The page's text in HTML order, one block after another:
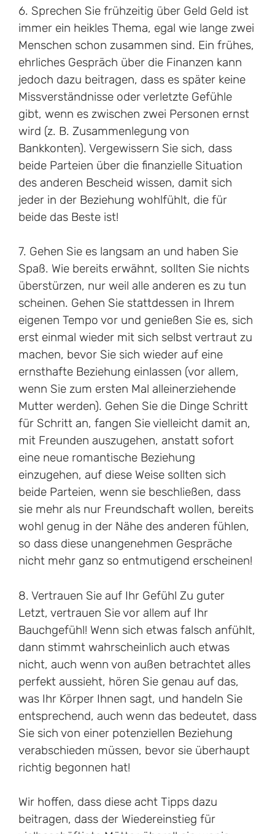
6. Sprechen Sie frühzeitig über Geld Geld ist
immer ein heikles Thema, egal wie lange zwei
Menschen schon zusammen sind. Ein frühes,
ehrliches Gespräch über die Finanzen kann
jedoch dazu beitragen, dass es später keine
Missverständnisse oder verletzte Gefühle
gibt, wenn es zwischen zwei Personen ernst
wird (z. B. Zusammenlegung von
Bankkonten). Vergewissern Sie sich, dass
beide Parteien über die finanzielle Situation
des anderen Bescheid wissen, damit sich
jeder in der Beziehung wohlfühlt, die für
beide das Beste ist!
7. Gehen Sie es langsam an und haben Sie
Spaß. Wie bereits erwähnt, sollten Sie nichts
überstürzen, nur weil alle anderen es zu tun
scheinen. Gehen Sie stattdessen in Ihrem
eigenen Tempo vor und genießen Sie es, sich
erst einmal wieder mit sich selbst vertraut zu
machen, bevor Sie sich wieder auf eine
ernsthafte Beziehung einlassen (vor allem,
wenn Sie zum ersten Mal alleinerziehende
Mutter werden). Gehen Sie die Dinge Schritt
für Schritt an, fangen Sie vielleicht damit an,
mit Freunden auszugehen, anstatt sofort
eine neue romantische Beziehung
einzugehen, auf diese Weise sollten sich
beide Parteien, wenn sie beschließen, dass
sie mehr als nur Freundschaft wollen, bereits
wohl genug in der Nähe des anderen fühlen,
so dass diese unangenehmen Gespräche
nicht mehr ganz so entmutigend erscheinen!
8. Vertrauen Sie auf Ihr Gefühl Zu guter
Letzt, vertrauen Sie vor allem auf Ihr
Bauchgefühl! Wenn sich etwas falsch anfühlt,
dann stimmt wahrscheinlich auch etwas
nicht, auch wenn von außen betrachtet alles
perfekt aussieht, hören Sie genau auf das,
was Ihr Körper Ihnen sagt, und handeln Sie
entsprechend, auch wenn das bedeutet, dass
Sie sich von einer potenziellen Beziehung
verabschieden müssen, bevor sie überhaupt
richtig begonnen hat!
Wir hoffen, dass diese acht Tipps dazu
beitragen, dass der Wiedereinstieg für